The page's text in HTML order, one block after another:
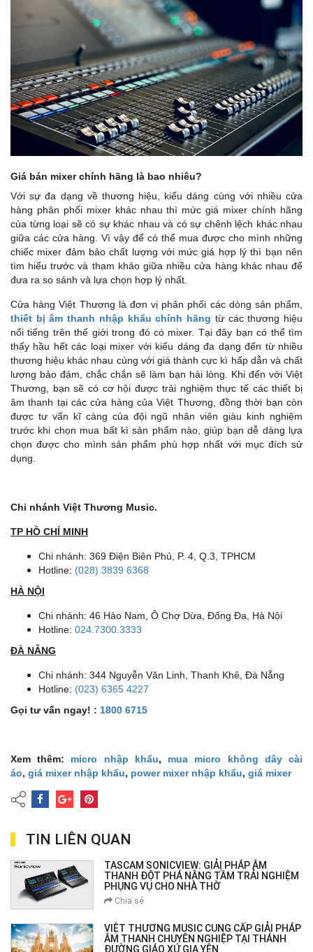
Giá bán mixer chính hãng là bao nhiêu?
Với sự đa dạng về thương hiệu, kiểu dáng cùng với nhiều cửa
hàng phân phối mixer khác nhau thì mức giá mixer chính hãng
của từng loại sẽ có sự khác nhau và có sự chênh lệch khác nhau
giữa các cửa hàng. Vì vậy để có thể mua được cho mình những
chiếc mixer đảm bảo chất lượng với mức giá hợp lý thì bạn nên
tìm hiểu trước và tham khảo giữa nhiều cửa hàng khác nhau để
đưa ra so sánh và lựa chọn hợp lý nhất.
Cửa hàng Việt Thương là đơn vị phân phối các dòng sản phẩm,
thiết bị âm thanh nhập khẩu chính hãng từ các thương hiệu
nổi tiếng trên thế giới trong đó có mixer. Tại đây bạn có thể tìm
thấy hầu hết các loại mixer với kiểu dáng đa dạng đến từ nhiều
thương hiệu khác nhau cùng với giá thành cực kì hấp dẫn và chất
lượng bảo đảm, chắc chắn sẽ làm bạn hài lòng. Khi đến với Việt
Thương, bạn sẽ có cơ hội được trải nghiệm thực tế các thiết bị
âm thanh tại các cửa hàng của Việt Thương, đồng thời bạn còn
được tư vấn kĩ càng của đội ngũ nhân viên giàu kinh nghiệm
trước khi chọn mua bất kì sản phẩm nào, giúp bạn dễ dàng lựa
chọn được cho mình sản phẩm phù hợp nhất với mục đích sử
dụng.
Chi nhánh Việt Thương Music.
TP HỒ CHÍ MINH
Chi nhánh: 369 Điện Biên Phủ, P. 4, Q.3, TPHCM
Hotline: (028) 3839 6368
HÀ NỘI
Chi nhánh: 46 Hào Nam, Ô Chợ Dừa, Đống Đa, Hà Nội
Hotline: 024.7300.3333
ĐÀ NẴNG
Chi nhánh: 344 Nguyễn Văn Linh, Thanh Khê, Đà Nẵng
Hotline: (023) 6365 4227
Gọi tư vấn ngay! : 1800 6715
Xem thêm: micro nhập khẩu, mua micro không dây cài
áo, giá mixer nhập khẩu, power mixer nhập khẩu, giá mixer
TIN LIÊN QUAN
TASCAM SONICVIEW: GIẢI PHÁP ÂM
THANH ĐỘT PHÁ NÂNG TẦM TRẢI NGHIỆM
PHỤNG VỤ CHO NHÀ THỜ
Chia sẻ
VIỆT THƯƠNG MUSIC CUNG CẤP GIẢI PHÁP
ÂM THANH CHUYÊN NGHIỆP TẠI THÁNH
ĐƯỜNG GIÁO XỨ GIA YÊN